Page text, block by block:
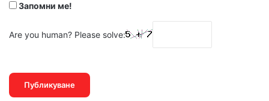
Запомни ме!
Are you human? Please solve: